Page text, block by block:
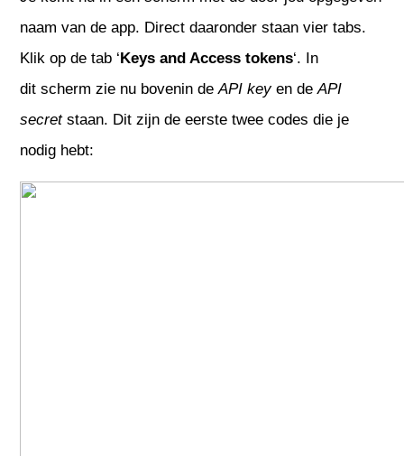
naam van de app. Direct daaronder staan vier tabs.
Klik op de tab ‘Keys and Access tokens‘. In
dit scherm zie nu bovenin deAPI keyen deAPI
secretstaan. Dit zijn de eerste twee codes die je
nodig hebt: